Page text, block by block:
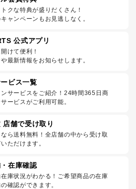
クな特典が盛りだくさん！
ャンペーンもお見逃しなく。
公式アプリ
けて便利！
最新情報をお知らせします。
ビス一覧
サービスをご紹介！24時間365日商
ービスがご利用可能。
舗で受け取り
ら送料無料！全店舗の中から受け取
ただけます。
在庫確認
庫状況がわかる！ご希望商品の在庫
確認ができます。